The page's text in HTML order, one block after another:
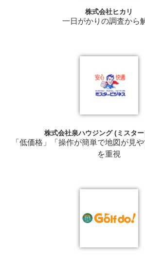
株式会社ヒカリ
一日がかりの調査から
株式会社泉ハウジング (ミスタ
「低価格」「操作が簡単で地図が見
を重視